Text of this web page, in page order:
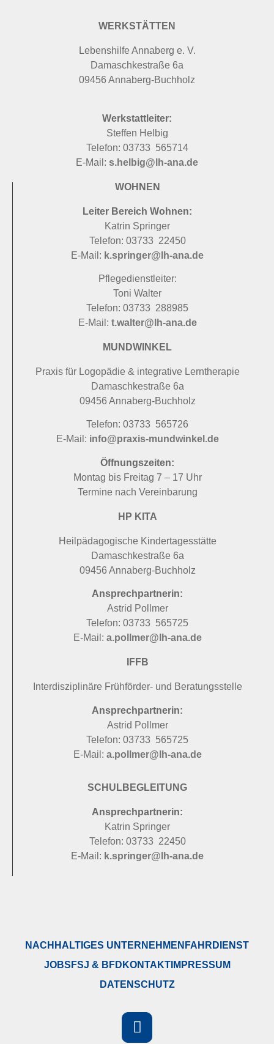
WERKSTÄTTEN
Lebenshilfe Annaberg e. V.
Damaschkestraße 6a
09456 Annaberg-Buchholz
Werkstattleiter:
Steffen Helbig
Telefon: 03733 565714
E-Mail: s.helbig@lh-ana.de
WOHNEN
Leiter Bereich Wohnen:
Katrin Springer
Telefon: 03733 22450
E-Mail: k.springer@lh-ana.de
Pflegedienstleiter:
Toni Walter
Telefon: 03733 288985
E-Mail: t.walter@lh-ana.de
MUNDWINKEL
Praxis für Logopädie & integrative Lerntherapie
Damaschkestraße 6a
09456 Annaberg-Buchholz
Telefon: 03733 565726
E-Mail: info@praxis-mundwinkel.de
Öffnungszeiten:
Montag bis Freitag 7 – 17 Uhr
Termine nach Vereinbarung
HP KITA
Heilpädagogische Kindertagesstätte
Damaschkestraße 6a
09456 Annaberg-Buchholz
Ansprechpartnerin:
Astrid Pollmer
Telefon: 03733 565725
E-Mail: a.pollmer@lh-ana.de
IFFB
Interdisziplinäre Frühförder- und Beratungsstelle
Ansprechpartnerin:
Astrid Pollmer
Telefon: 03733 565725
E-Mail: a.pollmer@lh-ana.de
SCHULBEGLEITUNG
Ansprechpartnerin:
Katrin Springer
Telefon: 03733 22450
E-Mail: k.springer@lh-ana.de
NACHHALTIGES UNTERNEHMEN FAHRDIENST
JOBS FSJ & BFD KONTAKTIMPRESSUM
DATENSCHUTZ